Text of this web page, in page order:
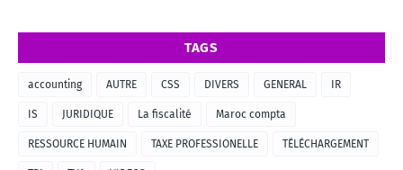
TAGS
accounting AUTRE CSS DIVERS GENERAL IR
IS JURIDIQUE La fiscalité Maroc compta
RESSOURCE HUMAIN TAXE PROFESSIONELLE TÉLÉCHARGEMENT